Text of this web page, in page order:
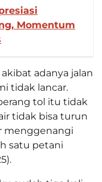
Momentum
adanya jalan
tidak lancar.
tol itu tidak
tidak bisa turun
menggenangi
satu petani